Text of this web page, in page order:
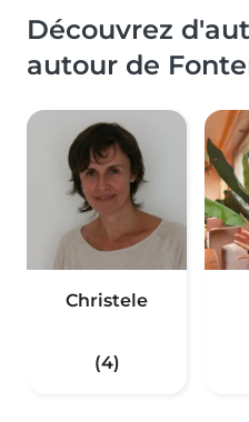
Découvrez
autour de
Christele
(4)